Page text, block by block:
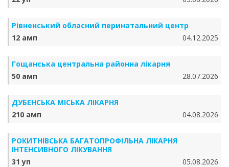
Рівненський обласний перинатальний центр
12 амп
04.12.2025
Гощанська центральна районна лікарня
50 амп
28.07.2026
ДУБЕНСЬКА МІСЬКА ЛІКАРНЯ
210 амп
04.08.2026
РОКИТНІВСЬКА БАГАТОПРОФІЛЬНА ЛІКАРНЯ
ІНТЕНСИВНОГО ЛІКУВАННЯ
31 уп
05.08.2026